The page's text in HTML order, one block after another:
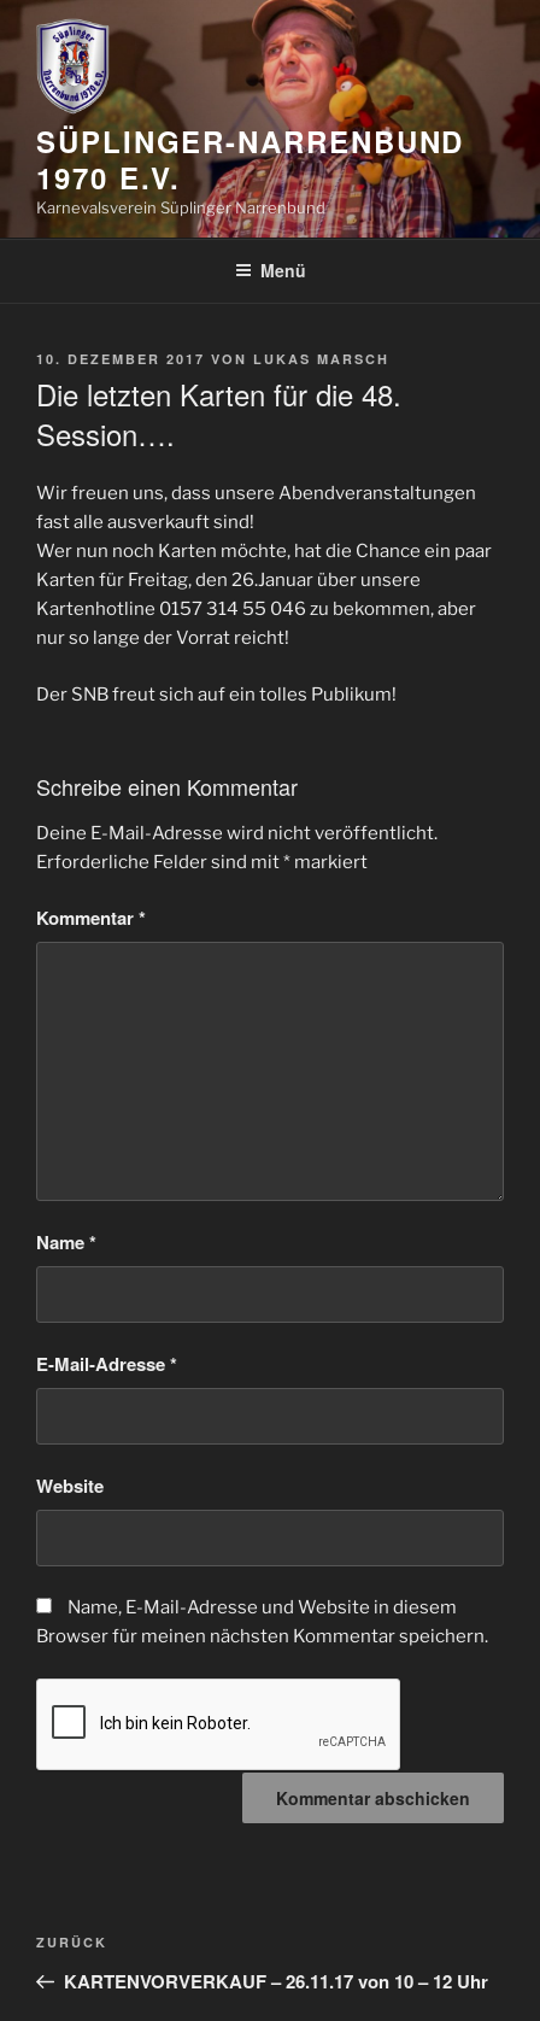
Zum
Inhalt
springen
SÜPLINGER-NARRENBUND
1970 E.V.
Karnevalsverein Süplinger Narrenbund
Menü
VERÖFFENTLICHT
10. DEZEMBER 2017 VON LUKAS MARSCH
Die letzten Karten für die 48.
Session….
Wir freuen uns, dass unsere Abendveranstaltungen
fast alle ausverkauft sind!
Wer nun noch Karten möchte, hat die Chance ein paar
Karten für Freitag, den 26.Januar über unsere
Kartenhotline 0157 314 55 046 zu bekommen, aber
nur so lange der Vorrat reicht!
Der SNB freut sich auf ein tolles Publikum!
Schreibe einen Kommentar
Deine E-Mail-Adresse wird nicht veröffentlicht.
Erforderliche Felder sind mit* markiert
Kommentar*
Name*
E-Mail-Adresse*
Website
Name, E-Mail-Adresse und Website in diesem
Browser für meinen nächsten Kommentar speichern.
Beitragsnavigation
Vorheriger
Beitrag
ZURÜCK
KARTENVORVERKAUF – 26.11.17 von 10 – 12 Uhr